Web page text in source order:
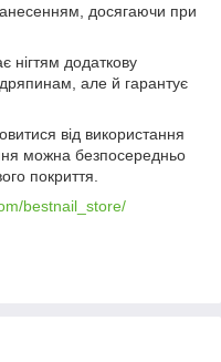
досягаючи при
нігтям додаткову
але й гарантує
від використання
можна безпосередньо
покриття.
bestnail_store/